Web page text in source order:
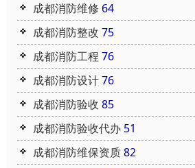
成都消防维修 64
成都消防整改 75
成都消防工程 76
成都消防设计76
成都消防验收 85
成都消防验收代办 51
成都消防维保资质82